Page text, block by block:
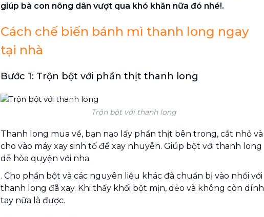
giúp bà con nông dân vượt qua khó khăn nữa đó nhé!.
Cách chế biến bánh mì thanh long ngay
tại nhà
Bước 1: Trộn bột với phần thịt thanh long
Trộn bột với thanh long
Thanh long mua về, bạn nạo lấy phần thịt bên trong, cắt nhỏ và
cho vào máy xay sinh tố để xay nhuyễn. Giúp bột với thanh long
dễ hòa quyện với nha
. Cho phần bột và các nguyên liệu khác đã chuẩn bị vào nhồi với
thanh long đã xay. Khi thấy khối bột mịn, dẻo và không còn dính
tay nữa là được.